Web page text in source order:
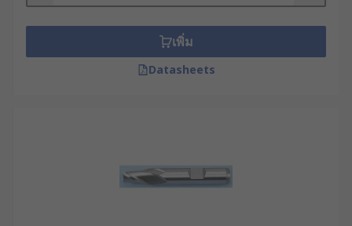
เพิ่ม
Datasheets